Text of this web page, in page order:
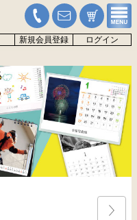
新規会員登録 ログイン